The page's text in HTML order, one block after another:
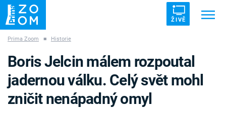
ŽIVĚ
ZÁHADY VETŘELCI DÁVNOVĚKU
Prima Zoom ■ Historie
Boris Jelcin málem rozpoutal
jadernou válku. Celý svět mohl
zničit nenápadný omyl